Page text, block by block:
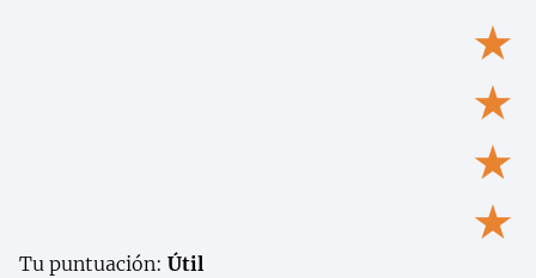
★
★
★
★
Tu puntuación: Útil